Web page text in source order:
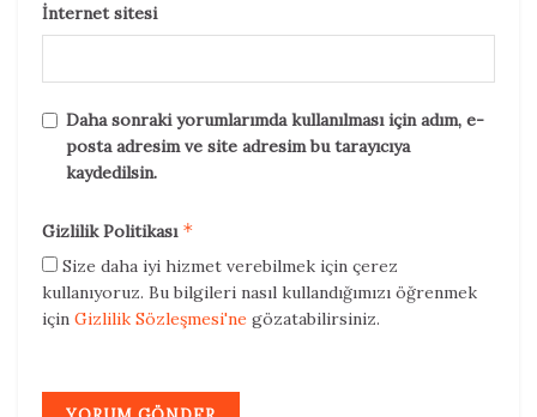
bireylerle birlikte gerçekçi hedefler belirler
Koçlar, bireylerin kendilerini geliştirmeleri ve
kendi potansiyellerini ortaya çıkarmaları için
sürekli destek sağlarlar.
Bir yaşam koçu, etkili iletişim becerilerine
sahip olmalıdır. İyi bir dinleyici olmalı ve
bireyleri anlamaya odaklanmalıdır. Empati
anlamalı ve onlara destek sağlamalıdır. Aynı
İnternet sitesi
Daha sonraki yorumlarımda kullanılması için adım, e-
posta adresim ve site adresim bu tarayıcıya
kaydedilsin.
Gizlilik Politikası *
Size daha iyi hizmet verebilmek için çerez
kullanıyoruz. Bu bilgileri nasıl kullandığımızı öğrenmek
için Gizlilik Sözleşmesi'ne gözatabilirsiniz.